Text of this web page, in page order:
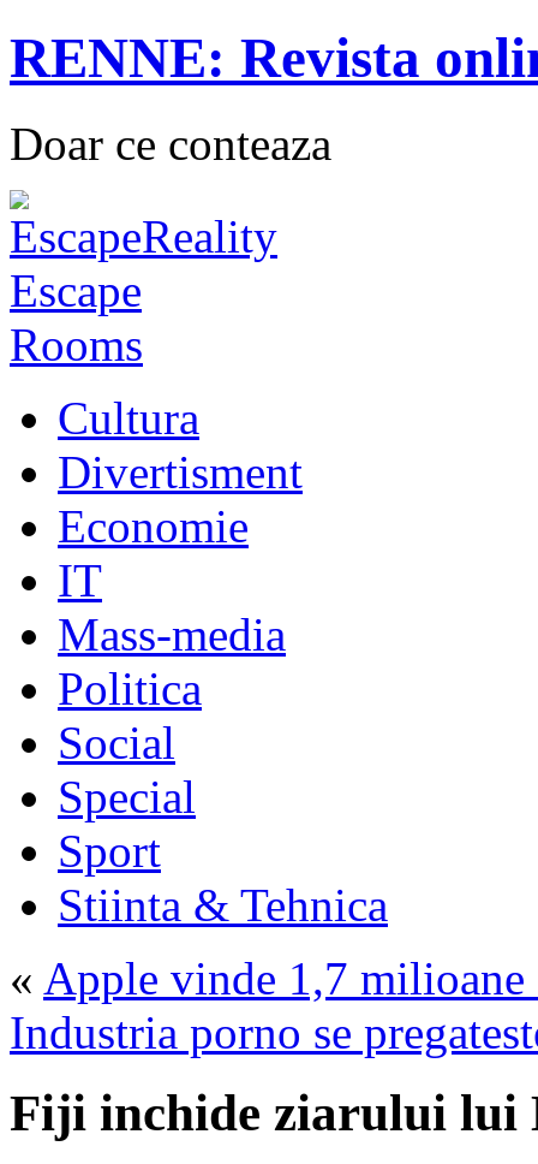
RENNE: Revista
Doar ce conteaza
Cultura
Divertisment
Economie
IT
Mass-media
Politica
Social
Special
Sport
Stiinta & Tehnica
« Apple vinde 1,7
Industria porno se
Fiji inchide ziarului lui